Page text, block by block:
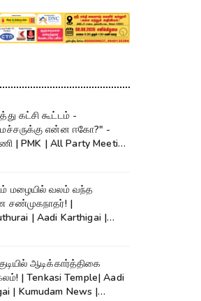
கட்சி கூட்டம் -
என்ன ஈகோ?" -
| PMK | All Party Meeting
மழையில் வலம் வந்த
சண்முகநாதர்! |
| Aadi Karthigai |
ஆடிக்கார்த்திகை
| Tenkasi Temple| Aadi
| Kumudam News |